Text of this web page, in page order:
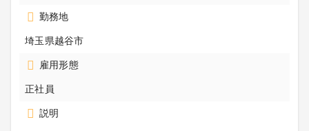
勤務地
埼玉県越谷市
雇用形態
正社員
説明